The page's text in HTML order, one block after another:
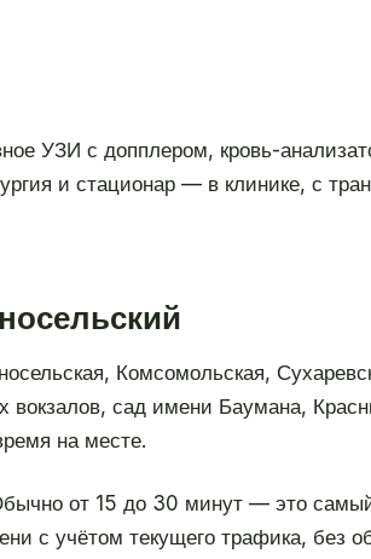
УЗИ с допплером, кровь-
и стационар — в клинике, с
Комсомольская,
вокзалов, сад имени Баумана,
на месте.
от 15 до 30 минут — это
с учётом текущего трафика, без